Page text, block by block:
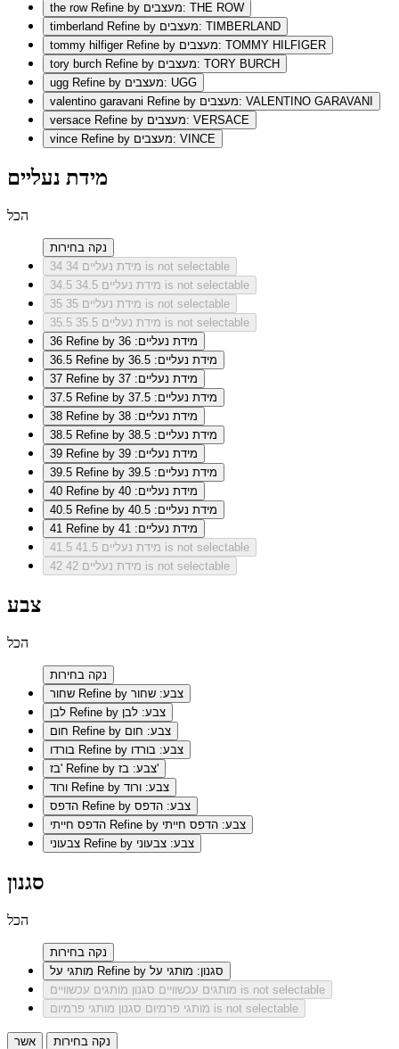
the row
Refine by מעצבים: THE ROW
timberland
Refine by מעצבים: TIMBERLAND
tommy hilfiger
Refine by מעצבים: TOMMY HILFIGER
tory burch
Refine by מעצבים: TORY BURCH
ugg
Refine by מעצבים: UGG
valentino garavani
Refine by מעצבים: VALENTINO GARAVANI
versace
Refine by מעצבים: VERSACE
vince
Refine by מעצבים: VINCE
מידת נעליים
הכל
נקה בחירות
34
מידת נעליים 34 is not selectable
34.5
מידת נעליים 34.5 is not selectable
35
מידת נעליים 35 is not selectable
35.5
מידת נעליים 35.5 is not selectable
36
Refine by מידת נעליים: 36
36.5
Refine by מידת נעליים: 36.5
37
Refine by מידת נעליים: 37
37.5
Refine by מידת נעליים: 37.5
38
Refine by מידת נעליים: 38
38.5
Refine by מידת נעליים: 38.5
39
Refine by מידת נעליים: 39
39.5
Refine by מידת נעליים: 39.5
40
Refine by מידת נעליים: 40
40.5
Refine by מידת נעליים: 40.5
41
Refine by מידת נעליים: 41
41.5
מידת נעליים 41.5 is not selectable
42
מידת נעליים 42 is not selectable
צבע
הכל
נקה בחירות
Refine by צבע: שחור
Refine by צבע: לבן
Refine by צבע: חום
Refine by צבע: בורדו
בז'
Refine by צבע: בז'
Refine by צבע: ורוד
Refine by צבע: הדפס
Refine by צבע: הדפס חייתי
Refine by צבע: צבעוני
סגנון
הכל
נקה בחירות
Refine by סגנון: מותגי על
מותגים עכשוויים סגנון מותגים עכשוויים is not selectable
מותגי פרמיום סגנון מותגי פרמיום is not selectable
אשר נקה בחירות